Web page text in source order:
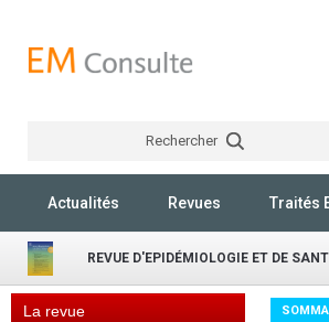
Rechercher
Actualités Revues Traités
REVUE D'EPIDÉMIOLOGIE ET DE
La revue